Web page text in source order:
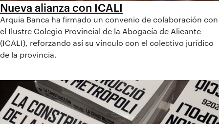
Nueva alianza con ICALI
Arquia Banca ha firmado un convenio de colaboración con
el Ilustre Colegio Provincial de la Abogacía de Alicante
(ICALI), reforzando así su vínculo con el colectivo jurídico
de la provincia.